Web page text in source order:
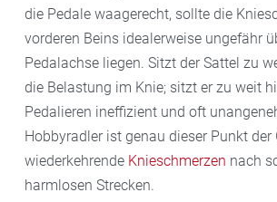
die Pedale waagerecht, sollte die
vorderen Beins idealerweise ungefähr
Pedalachse liegen. Sitzt der Sattel zu
die Belastung im Knie; sitzt er zu weit
Pedalieren ineffizient und oft
Hobbyradler ist genau dieser Punkt der
wiederkehrende Knieschmerzen nach
harmlosen Strecken.